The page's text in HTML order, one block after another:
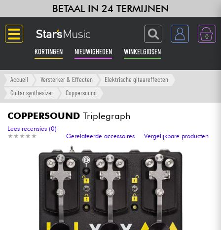
BETAAL IN 24 TERMIJNEN
0
KORTINGEN NIEUWIGHEDEN WINKELGIDSEN
Langue
Versterker & Effecten
Toetsenbord & Piano
Synths & samplers
Home-studio
Accueil Versterker & Effecten
Elektrische gitaareffecten
Guitar synthesizer
Coppersound
COPPERSOUND Triplegraph
★ ★ ★ ★ ★
★ ★ ★ ★ ★
Lees recensies (0)
Gerelateerde accessoires
Vergelijkbare producten